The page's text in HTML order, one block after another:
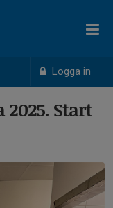
Logga in
2025. Start